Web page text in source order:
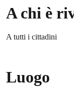
A chi è
A tutti i cittadini
Luogo